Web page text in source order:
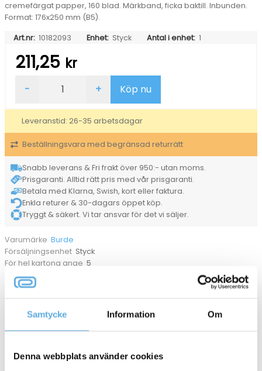
Samtycke Information Om
Denna webbplats använder cookies
cremefärgat papper, 160 blad. Märkband, ficka baktill. Inbunden.
Format: 176x250 mm (B5).
Art.nr: 10182093 Enhet: Styck Antal i enhet: 1
211,25 kr
Burde
Beige
B5
mängd
- + Köp nu
Leveranstid: 26-35 arbetsdagar
Beställningsvara med begränsad returrätt
Snabb leverans & Fri frakt över 950:- utan moms.
Prisgaranti. Alltid rätt pris med vår prisgaranti.
Betala med Klarna, Swish, kort eller faktura.
Enkla returer & 30-dagars öppet köp.
Tryggt & säkert. Vi tar ansvar för det vi säljer.
Varumärke Burde
Försäljningsenhet Styck
För hel kartong ange 5
Tillverkarens artikelnummer
Kategorier
ANDRA KÖPTE OCKSÅ